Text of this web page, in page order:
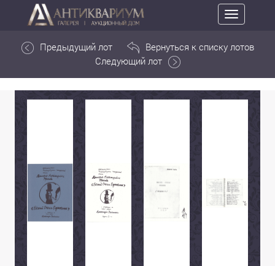
Toggle
navigation
Предыдущий лот
Вернуться к списку лотов
Следующий лот